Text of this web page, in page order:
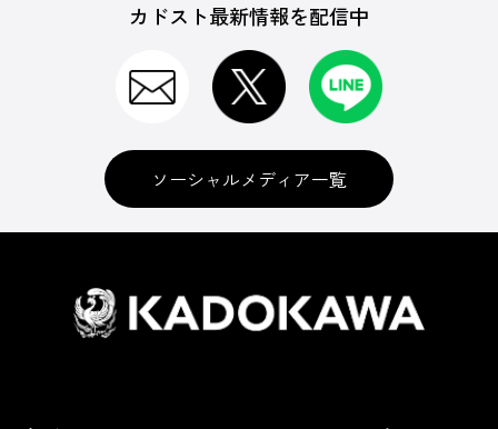
カドスト最新情報を配信中
ソーシャルメディア一覧